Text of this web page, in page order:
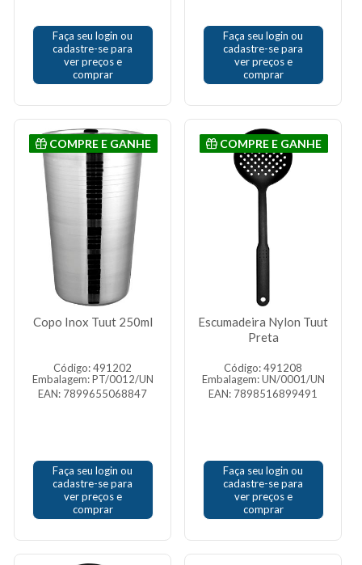
Faça seu login ou
cadastre-se para
ver preços e
comprar
Faça seu login ou
cadastre-se para
ver preços e
comprar
COMPRE E GANHE
Copo Inox Tuut 250ml
Código: 491202
Embalagem: PT/0012/UN
EAN: 7899655068847
Faça seu login ou
cadastre-se para
ver preços e
comprar
COMPRE E GANHE
Escumadeira Nylon Tuut
Preta
Código: 491208
Embalagem: UN/0001/UN
EAN: 7898516899491
Faça seu login ou
cadastre-se para
ver preços e
comprar